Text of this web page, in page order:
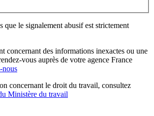
que le signalement abusif est strictement
concernant des informations inexactes ou une
vous auprès de votre agence France
nous
concernant le droit du travail, consultez
Ministère du travail